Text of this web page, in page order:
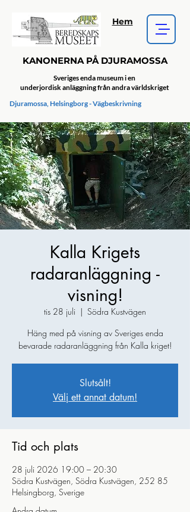
KANONERNA PÅ DJURAMOSSA
Djuramossa, Helsingborg - Vägbeskrivning
Sveriges enda museum i en
underjordisk anläggning från andra världskriget
Hem
Kalla Krigets
radaranläggning -
visning!
tis 28 juli
  |
Södra Kustvägen
Häng med på visning av Sveriges enda
bevarade radaranläggning från Kalla kriget!
Slutsålt!
Välj ett annat datum!
Tid och plats
28 juli 2026 19:00 – 20:30
Södra Kustvägen, Södra Kustvägen, 252 85
Helsingborg, Sverige